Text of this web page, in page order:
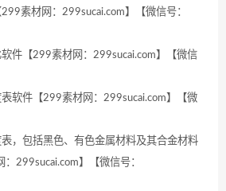
素材网：299sucai.com】【微信号：
件【299素材网：299sucai.com】【微信
软件【299素材网：299sucai.com】【微
，包括黑色、有色金属材料及其合金材料
299sucai.com】【微信号：